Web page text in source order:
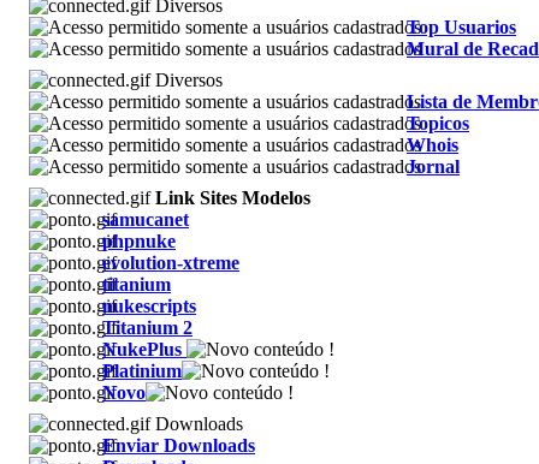
Diversos
Top Usuarios
Mural de
Diversos
Lista de
Topicos
Whois
Jornal
Link Sites Modelos
samucanet
phpnuke
evolution-xtreme
titanium
nukescripts
Titanium 2
NukePlus
Platinium
Novo
Downloads
Enviar Downloads